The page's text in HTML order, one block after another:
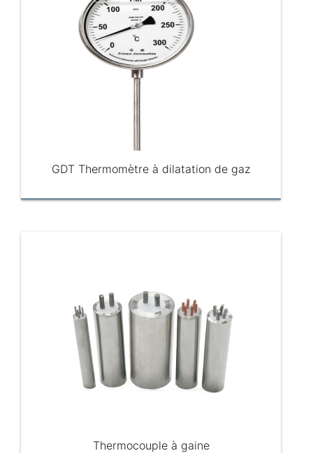
GDT Thermomètre à dilatation de gaz
Thermocouple à gaine